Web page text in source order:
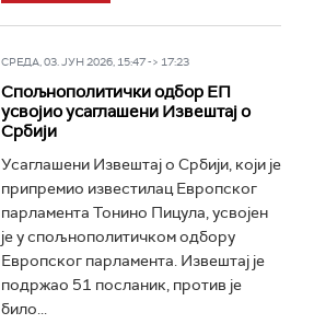
СРЕДА, 03. ЈУН 2026, 15:47 -> 17:23
Спољнополитички одбор ЕП
усвојио усаглашени Извештај о
Србији
Усаглашени Извештај о Србији, који је
припремио известилац Европског
парламента Тонино Пицула, усвојен
је у спољнополитичком одбору
Европског парламента. Извештај је
подржао 51 посланик, против је
било...